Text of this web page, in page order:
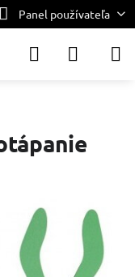
Panel používateľa